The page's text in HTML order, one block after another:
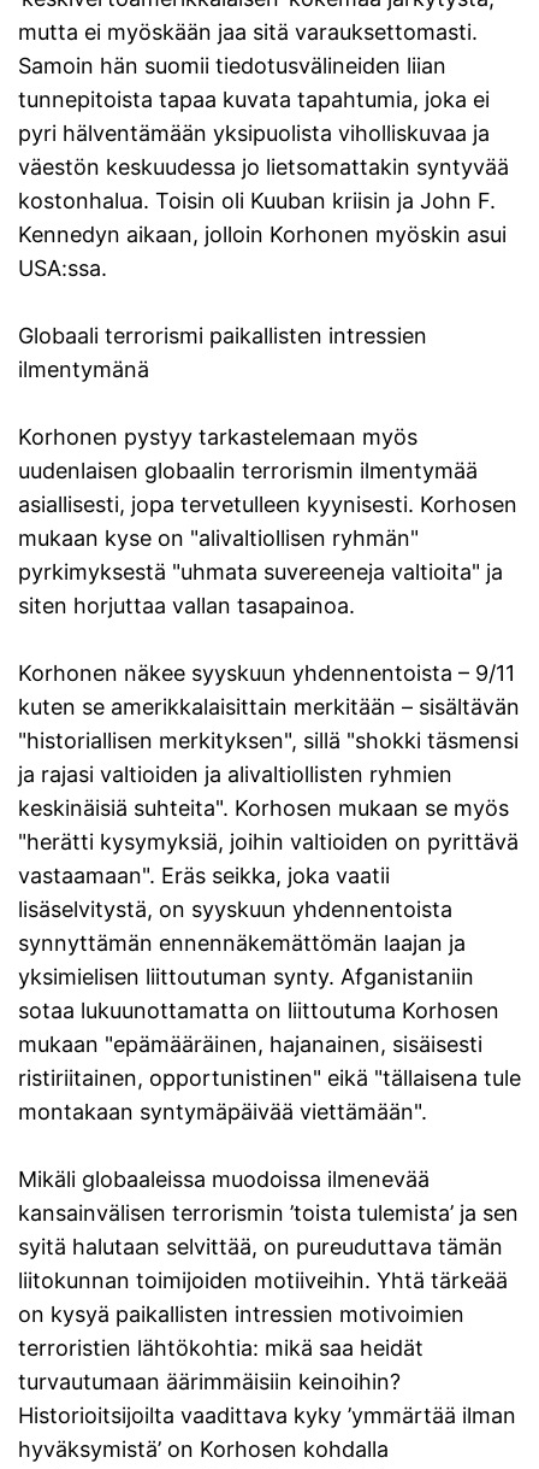
mutta ei myöskään jaa sitä varauksettomasti.
Samoin hän suomii tiedotusvälineiden liian
tunnepitoista tapaa kuvata tapahtumia, joka ei
pyri hälventämään yksipuolista viholliskuvaa ja
väestön keskuudessa jo lietsomattakin syntyvää
kostonhalua. Toisin oli Kuuban kriisin ja John F.
Kennedyn aikaan, jolloin Korhonen myöskin asui
USA:ssa.
Globaali terrorismi paikallisten intressien
ilmentymänä
Korhonen pystyy tarkastelemaan myös
uudenlaisen globaalin terrorismin ilmentymää
asiallisesti, jopa tervetulleen kyynisesti. Korhosen
mukaan kyse on "alivaltiollisen ryhmän"
pyrkimyksestä "uhmata suvereeneja valtioita" ja
siten horjuttaa vallan tasapainoa.
Korhonen näkee syyskuun yhdennentoista – 9/11
kuten se amerikkalaisittain merkitään – sisältävän
"historiallisen merkityksen", sillä "shokki täsmensi
ja rajasi valtioiden ja alivaltiollisten ryhmien
keskinäisiä suhteita". Korhosen mukaan se myös
"herätti kysymyksiä, joihin valtioiden on pyrittävä
vastaamaan". Eräs seikka, joka vaatii
lisäselvitystä, on syyskuun yhdennentoista
synnyttämän ennennäkemättömän laajan ja
yksimielisen liittoutuman synty. Afganistaniin
sotaa lukuunottamatta on liittoutuma Korhosen
mukaan "epämääräinen, hajanainen, sisäisesti
ristiriitainen, opportunistinen" eikä "tällaisena tule
montakaan syntymäpäivää viettämään".
Mikäli globaaleissa muodoissa ilmenevää
kansainvälisen terrorismin ’toista tulemista’ ja sen
syitä halutaan selvittää, on pureuduttava tämän
liitokunnan toimijoiden motiiveihin. Yhtä tärkeää
on kysyä paikallisten intressien motivoimien
terroristien lähtökohtia: mikä saa heidät
turvautumaan äärimmäisiin keinoihin?
Historioitsijoilta vaadittava kyky ’ymmärtää ilman
hyväksymistä’ on Korhosen kohdalla